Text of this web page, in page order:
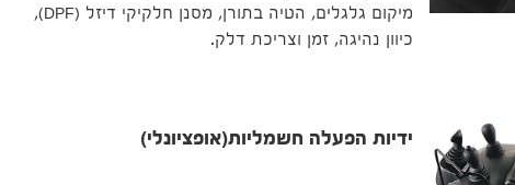
מיקום גלגלים, הטיה בתורן, מסנן חלקיקי דיזל (DPF),
כיוון נהיגה, זמן וצריכת דלק.
ידיות הפעלה חשמליות(אופציונלי)